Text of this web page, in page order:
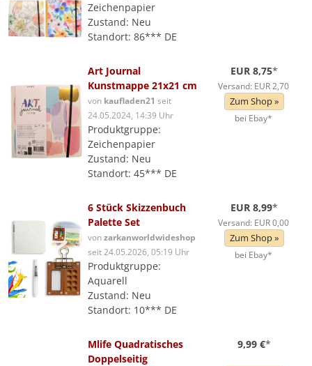
Zeichenpapier
Zustand: Neu
Standort: 86*** DE
Art Journal
Kunstmappe 21x21 cm
von kaufladen21 seit
24.05.2024, 14:39 Uhr
Produktgruppe:
Zeichenpapier
Zustand: Neu
Standort: 45*** DE
EUR 8,75*
Versand: EUR 2,70
Zum Shop »
bei Ebay*
6 Stück Skizzenbuch
Palette Set
vonzarkanworldwideshop
seit 24.05.2026, 05:19 Uhr
Produktgruppe:
Aquarell
Zustand: Neu
Standort: 10*** DE
EUR 8,99*
Versand: EUR 0,00
Zum Shop »
bei Ebay*
Mlife Quadratisches
Doppelseitig
9,99 €*